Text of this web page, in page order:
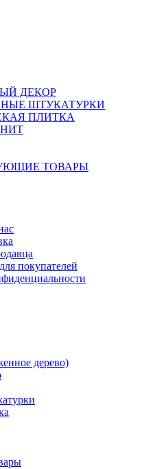
ДЕКОР
ШТУКАТУРКИ
ПЛИТКА
ТОВАРЫ
покупателей
дерево)